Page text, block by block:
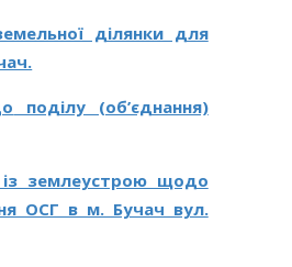
ділянки для
поділу (об’єднання)
із землеустрою щодо
ОСГ в м. Бучач вул.